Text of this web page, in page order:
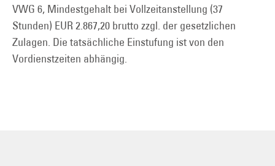
VWG 6, Mindestgehalt bei Vollzeitanstellung (37
Stunden) EUR 2.867,20 brutto zzgl. der gesetzlichen
Zulagen. Die tatsächliche Einstufung ist von den
Vordienstzeiten abhängig.